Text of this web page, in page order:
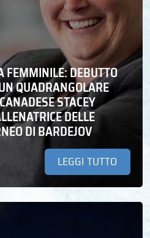
FEMMINILE: DEBUTTO
QUADRANGOLARE
STACEY
DELLE
DI BARDEJOV
LEGGI TUTTO